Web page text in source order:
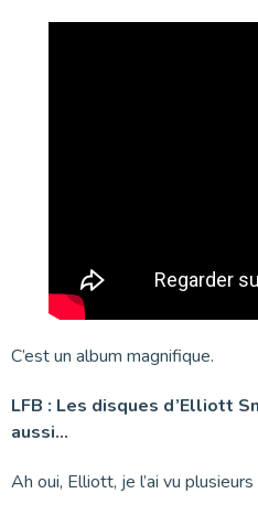
C’est un album magnifique.
LFB : Les disques d’Elliott
aussi…
Ah oui, Elliott, je l’ai vu